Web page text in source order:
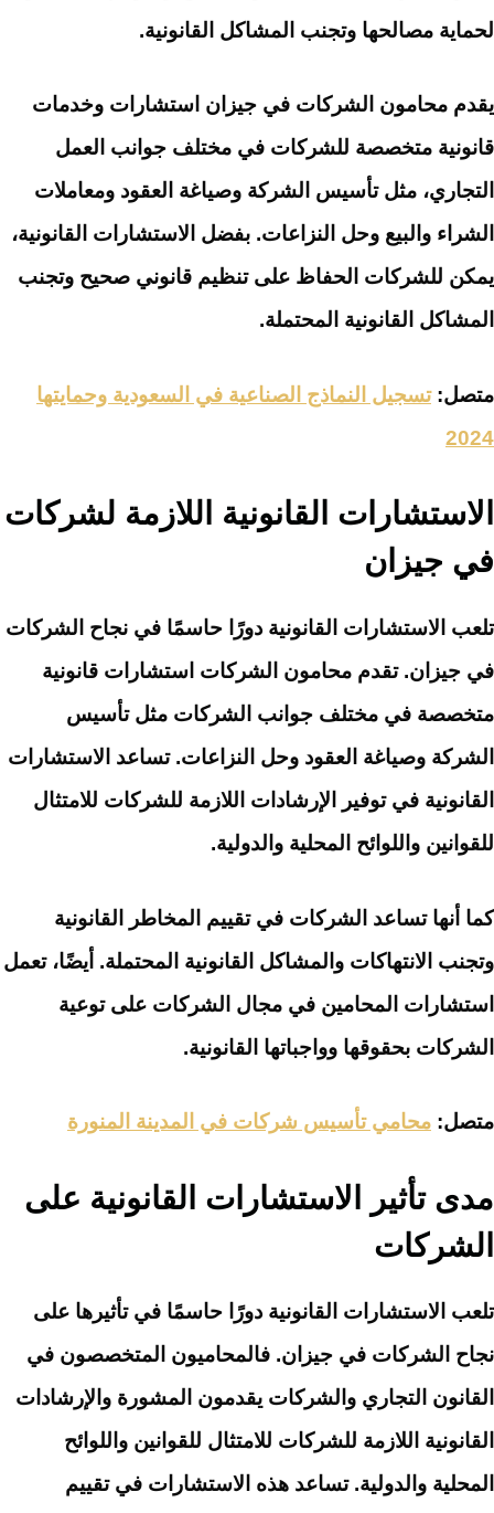
لحماية مصالحها وتجنب المشاكل القانونية.
يقدم محامون الشركات في جيزان استشارات وخدمات
قانونية متخصصة للشركات في مختلف جوانب العمل
التجاري، مثل تأسيس الشركة وصياغة العقود ومعاملات
الشراء والبيع وحل النزاعات. بفضل الاستشارات القانونية،
يمكن للشركات الحفاظ على تنظيم قانوني صحيح وتجنب
المشاكل القانونية المحتملة.
متصل:تسجيل النماذج الصناعية في السعودية وحمايتها
2024
الاستشارات القانونية اللازمة لشركات
في جيزان
تلعب الاستشارات القانونية دورًا حاسمًا في نجاح الشركات
في جيزان. تقدم محامون الشركات استشارات قانونية
متخصصة في مختلف جوانب الشركات مثل تأسيس
الشركة وصياغة العقود وحل النزاعات. تساعد الاستشارات
القانونية في توفير الإرشادات اللازمة للشركات للامتثال
للقوانين واللوائح المحلية والدولية.
كما أنها تساعد الشركات في تقييم المخاطر القانونية
وتجنب الانتهاكات والمشاكل القانونية المحتملة. أيضًا، تعمل
استشارات المحامين في مجال الشركات على توعية
الشركات بحقوقها وواجباتها القانونية.
متصل: محامي تأسيس شركات في المدينة المنورة
مدى تأثير الاستشارات القانونية على
الشركات
تلعب الاستشارات القانونية دورًا حاسمًا في تأثيرها على
نجاح الشركات في جيزان. فالمحاميون المتخصصون في
القانون التجاري والشركات يقدمون المشورة والإرشادات
القانونية اللازمة للشركات للامتثال للقوانين واللوائح
المحلية والدولية. تساعد هذه الاستشارات في تقييم